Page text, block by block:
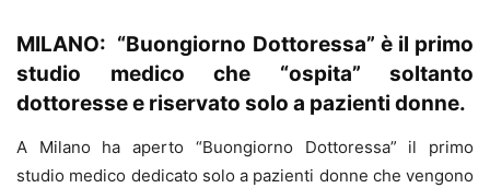
MILANO: “Buongiorno Dottoressa” è il primo
studio medico che “ospita” soltanto
dottoresse e riservato solo a pazienti donne.
A Milano ha aperto “Buongiorno Dottoressa” il primo
studio medico dedicato solo a pazienti donne che vengono